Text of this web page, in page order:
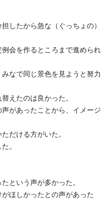
したから急な（ぐっちょの）
会を作るところまで進められ
なで同じ景色を見ようと努力
えたのは良かった。
声があったことから、イメージ
だける方がいた。
。
という声が多かった。
ほしかったとの声があった